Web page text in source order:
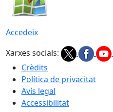
Accedeix
Xarxes socials:
Crèdits
Política de privacitat
Avís legal
Accessibilitat